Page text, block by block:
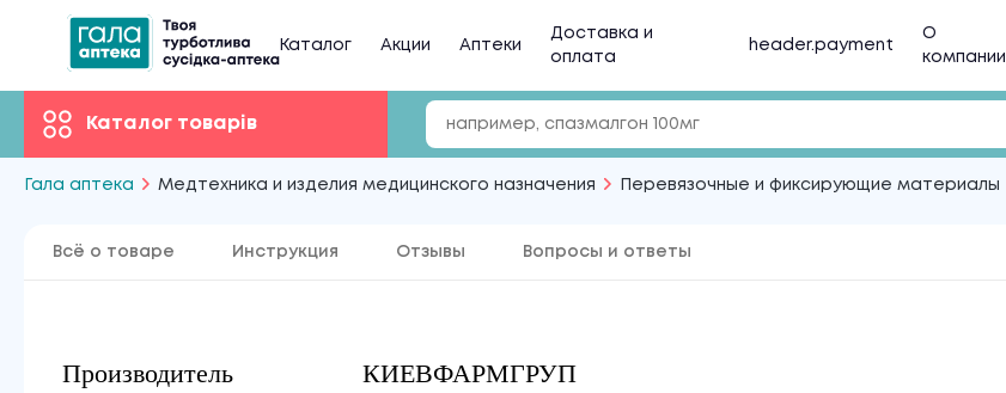
Каталог Акции Аптеки
Доставка и
оплата
header.payment
О
компании
Каталог товарів
Гала аптека Медтехника и изделия медицинского назначения Перевязочные и фиксирующие материалы
Всё о товаре Инструкция Отзывы Вопросы и ответы
Производитель
КИЕВФАРМГРУП